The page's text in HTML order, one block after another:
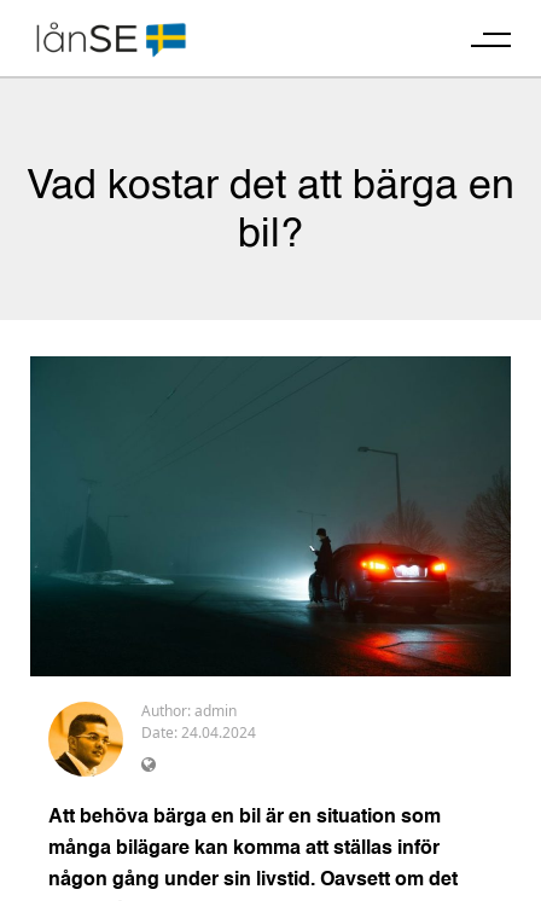
content
Vad kostar det att bärga en
bil?
Author: admin
Date: 24.04.2024
Att behöva bärga en bil är en situation som
många bilägare kan komma att ställas inför
någon gång under sin livstid. Oavsett om det